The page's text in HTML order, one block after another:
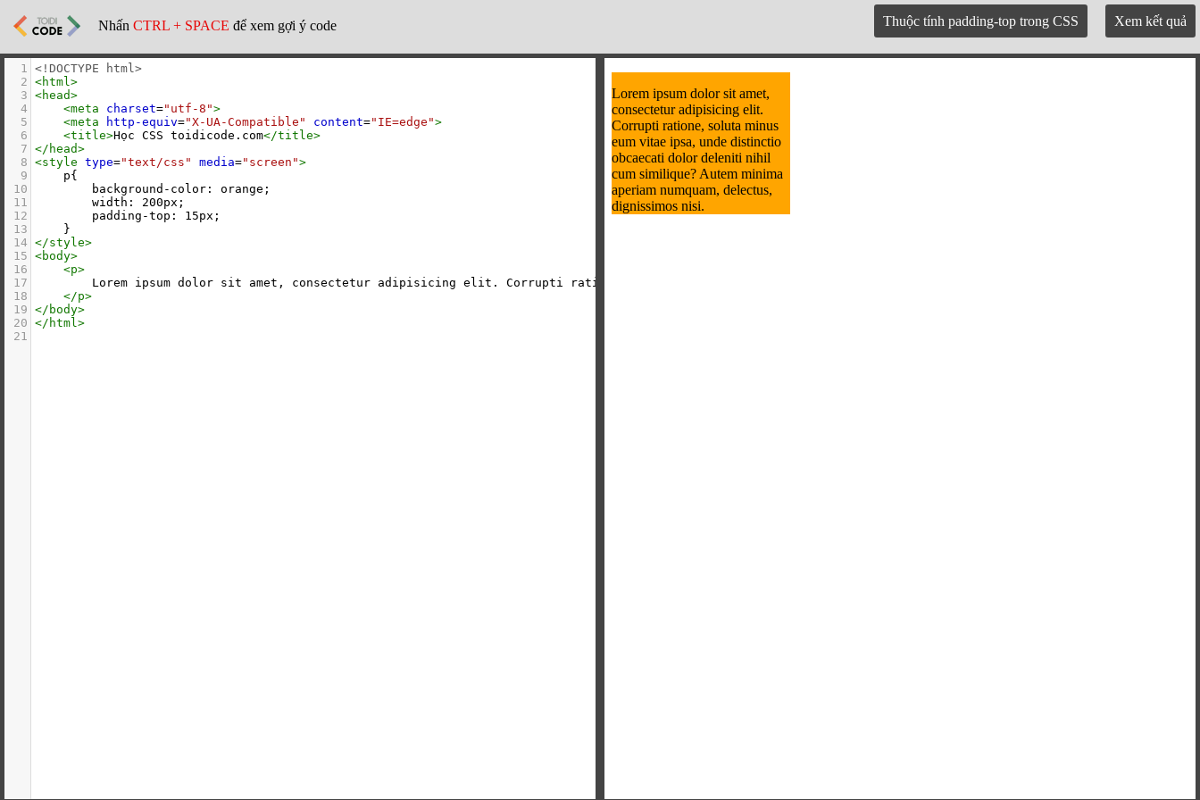
Nhấn CTRL + SPACE để xem gợi ý code Xem kết quả
Thuộc tính padding-top trong CSS
1 <!DOCTYPE html>
2 <html>
3 <head>
4
<meta charset="utf-8">
5
<meta http-equiv="X-UA-Compatible" content="IE=edge">
6
<title>Học CSS toidicode.com</title>
7 </ head>
8 <style type="text/css" media="screen">
9
    p{
10
        background-color: orange;
11
        width: 200px;
12
        padding-top: 15px;
13
    }
14 </style>
15 <body>
16
<p>
17
Lorem ipsum dolor sit amet, consectetur adipisicing elit. Corrupti ratione, soluta minus eum vitae ipsa, unde distinctio obcaecati dolor deleniti nihil
18
</p>
19 </ body>
20 </ html>
21